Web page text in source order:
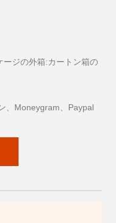
ージの外箱:カートン箱の
、Moneygram、Paypal